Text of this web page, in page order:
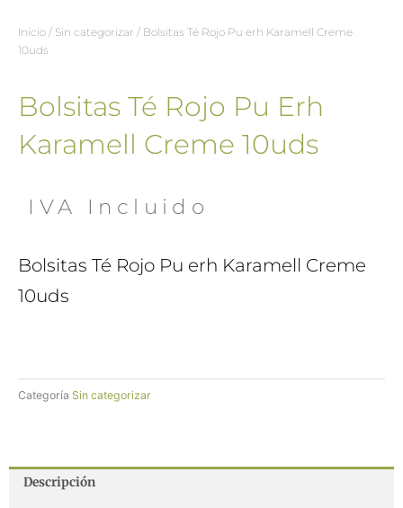
Inicio / Sin categorizar / Bolsitas Té Rojo Pu erh Karamell Creme
10uds
Bolsitas Té Rojo Pu Erh
Karamell Creme 10uds
IVA Incluido
Bolsitas Té Rojo Pu erh Karamell Creme
10uds
Categoría Sin categorizar
Descripción